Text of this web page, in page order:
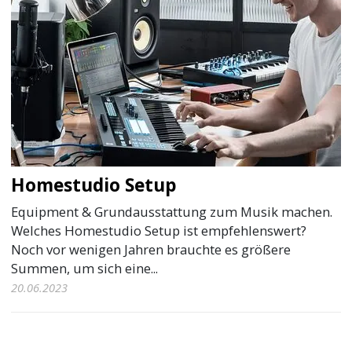
Homestudio Setup
Equipment & Grundausstattung zum Musik machen.
Welches Homestudio Setup ist empfehlenswert?
Noch vor wenigen Jahren brauchte es größere
Summen, um sich eine...
20.06.2023